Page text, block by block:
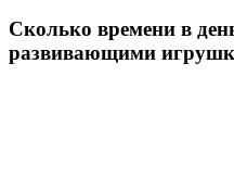
Сколько времени в
развивающими